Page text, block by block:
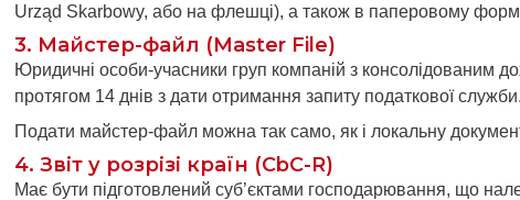
Urząd Skarbowy, або на флешці), а також в паперовому
3. Майстер-файл (Master File)
Юридичні особи-учасники груп компаній з консолідованим
протягом 14 днів з дати отримання запиту податкової служби.
Подати майстер-файл можна так само, як і локальну
4. Звіт у розрізі країн (CbC-R)
Має бути підготовлений суб’єктами господарювання, що